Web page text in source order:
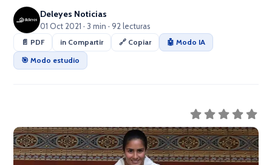
Deleyes Noticias
01 Oct 2021 · 3 min · 92 lecturas
📄 PDF in Compartir 🔗 Copiar
🤖 Modo IA
🎯 Modo estudio